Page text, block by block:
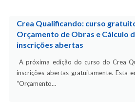
Crea Qualificando: curso
Orçamento de Obras e Cálculo
inscrições abertas
A próxima edição do curso do Crea
inscrições abertas gratuitamente. Esta
“Orçamento…